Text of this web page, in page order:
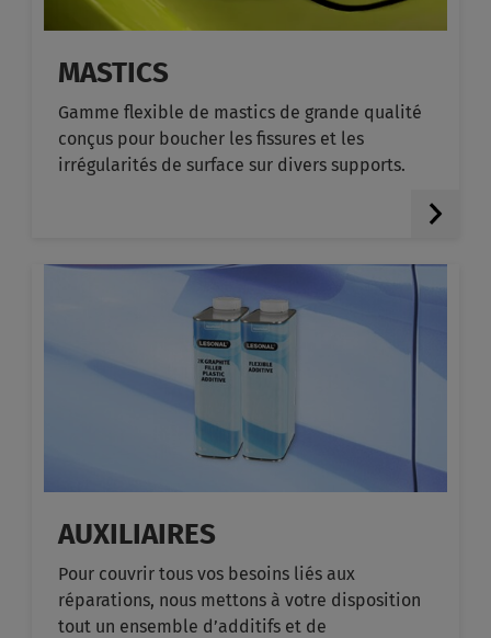
MASTICS
Gamme flexible de mastics de grande qualité
conçus pour boucher les fissures et les
irrégularités de surface sur divers supports.
AUXILIAIRES
Pour couvrir tous vos besoins liés aux
réparations, nous mettons à votre disposition
tout un ensemble d’additifs et de